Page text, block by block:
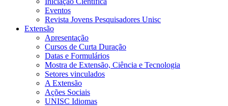
Eventos
Revista Jovens Pesquisadores Unisc
Extensão
Apresentação
Cursos de Curta Duração
Datas e Formulários
Mostra de Extensão, Ciência e Tecnologia
Setores vinculados
A Extensão
Ações Sociais
UNISC Idiomas